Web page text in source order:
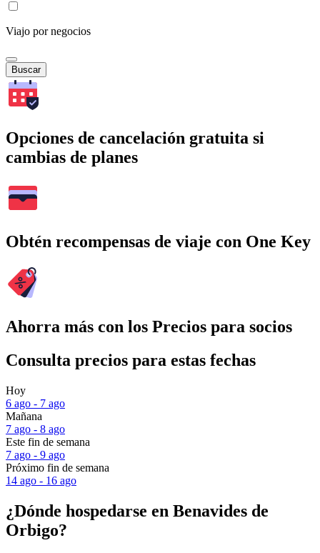
Viajo por negocios
Buscar
Opciones de cancelación gratuita si
cambias de planes
Obtén recompensas de viaje con One Key
Ahorra más con los Precios para socios
Consulta precios para estas fechas
Hoy
6 ago - 7 ago
Mañana
7 ago - 8 ago
Este fin de semana
7 ago - 9 ago
Próximo fin de semana
14 ago - 16 ago
¿Dónde hospedarse en Benavides de
Orbigo?